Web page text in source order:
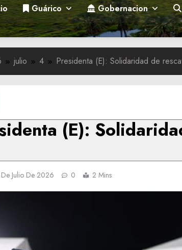
Guárico Gobernacion
julio 4 Presidenta (E): Solidaridad de
(E):
Julio De 2026 0 2 Mins